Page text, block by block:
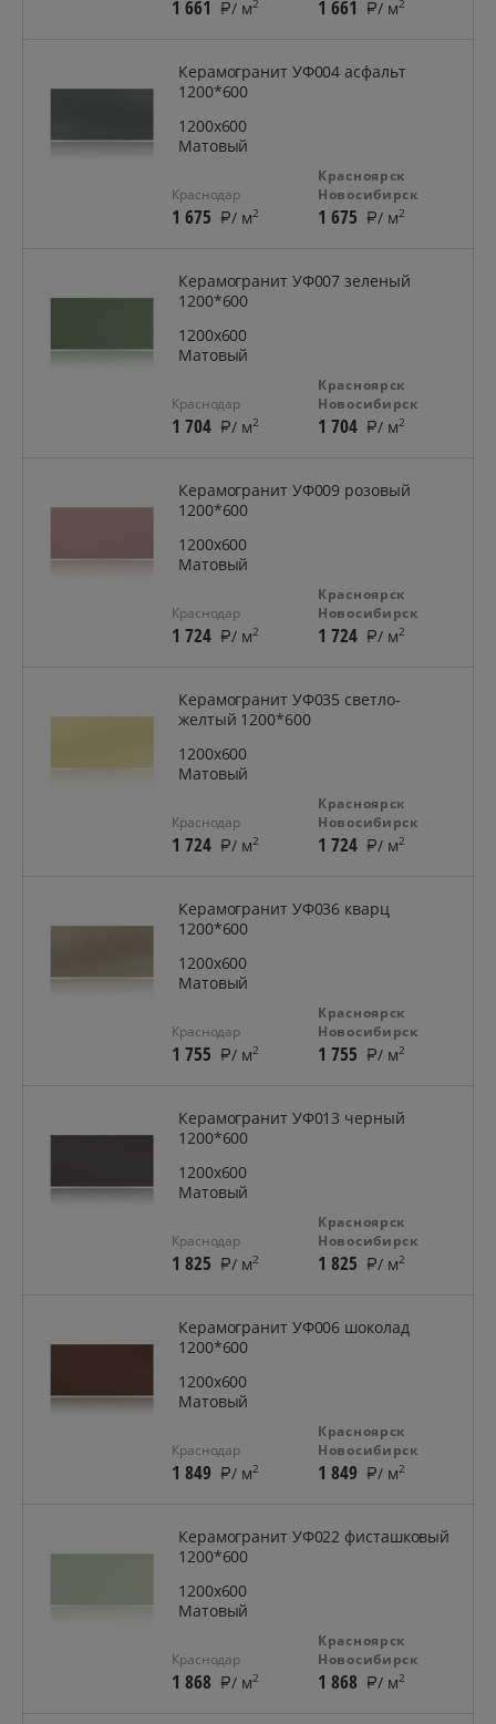
1 661 / м2 1 661 / м2
Керамогранит УФ004 асфальт
1200*600
1200x600
Матовый
Краснодар
1 675 / м2
Красноярск
Новосибирск
1 675 / м2
Керамогранит УФ007 зеленый
1200*600
1200x600
Матовый
Краснодар
1 704 / м2
Красноярск
Новосибирск
1 704 / м2
Керамогранит УФ009 розовый
1200*600
1200x600
Матовый
Краснодар
1 724 / м2
Красноярск
Новосибирск
1 724 / м2
Керамогранит УФ035 светло-
желтый 1200*600
1200x600
Матовый
Краснодар
1 724 / м2
Красноярск
Новосибирск
1 724 / м2
Керамогранит УФ036 кварц
1200*600
1200x600
Матовый
Краснодар
1 755 / м2
Красноярск
Новосибирск
1 755 / м2
Керамогранит УФ013 черный
1200*600
1200x600
Матовый
Краснодар
1 825 / м2
Красноярск
Новосибирск
1 825 / м2
Керамогранит УФ006 шоколад
1200*600
1200x600
Матовый
Краснодар
1 849 / м2
Красноярск
Новосибирск
1 849 / м2
Керамогранит УФ022 фисташковый
1200*600
1200x600
Матовый
Краснодар
1 868 / м2
Красноярск
Новосибирск
1 868 / м2